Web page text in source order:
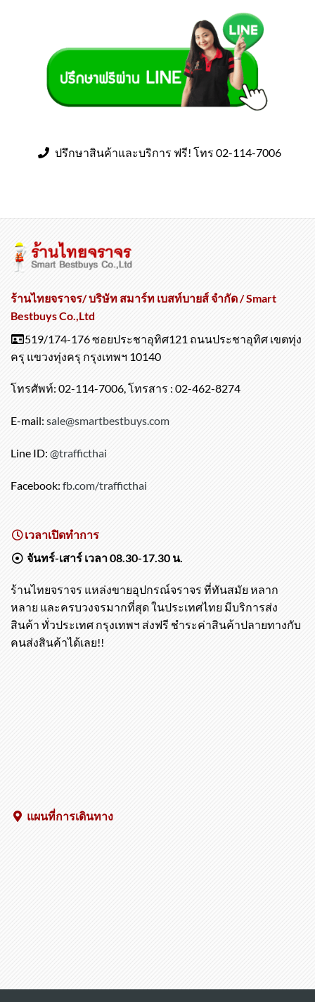
Bestbuys Co.,Ltd
519/174-176 ซอยประชาอุทิศ121 ถนนประชาอุทิศ เขตทุ่ง
ครุ แขวงทุ่งครุ กรุงเทพฯ 10140
โทรศัพท์: 02-114-7006, โทรสาร : 02-462-8274
E-mail:sale@smartbestbuys.com
Line ID:@trafficthai
เวลาเปิดทำการ
จันทร์-เสาร์ เวลา 08.30-17.30 น.
ร้านไทยจราจร แหล่งขายอุปกรณ์จราจร ที่ทันสมัย หลาก
หลาย และครบวงจรมากที่สุด ในประเทศไทย มีบริการส่ง